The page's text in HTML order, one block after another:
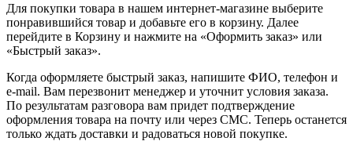
Для покупки товара в нашем интернет-магазине выберите
понравившийся товар и добавьте его в корзину. Далее
перейдите в Корзину и нажмите на «Оформить заказ» или
«Быстрый заказ».
Когда оформляете быстрый заказ, напишите ФИО, телефон и
e-mail. Вам перезвонит менеджер и уточнит условия заказа.
По результатам разговора вам придет подтверждение
оформления товара на почту или через СМС. Теперь останется
только ждать доставки и радоваться новой покупке.